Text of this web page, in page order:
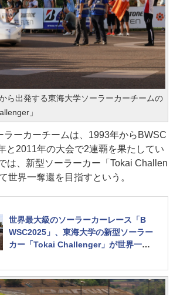
ら出発する東海大学ソーラーカーチームの
」
ーカーチームは、1993年からBWSC
と2011年の大会で2連覇を果たしてい
は、新型ソーラーカー「Tokai Challen
世界一奪還を目指すという。
世界最大級のソーラーカーレース「B
WSC2025」、東海大学の新型ソーラー
カー「Tokai Challenger」が世界一奪